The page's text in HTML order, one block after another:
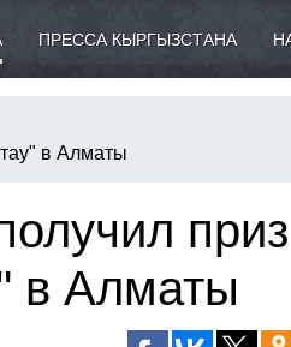
ПРЕССА КЫРГЫЗСТАНА
в Алматы
приз
в Алматы